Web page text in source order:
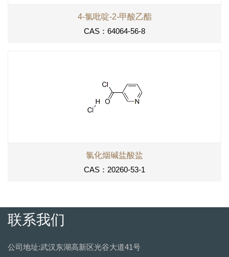
4-氯吡啶-2-甲酸乙酯
CAS：64064-56-8
氯化烟碱盐酸盐
CAS：20260-53-1
联系我们
公司地址:武汉东湖高新区光谷大道41号